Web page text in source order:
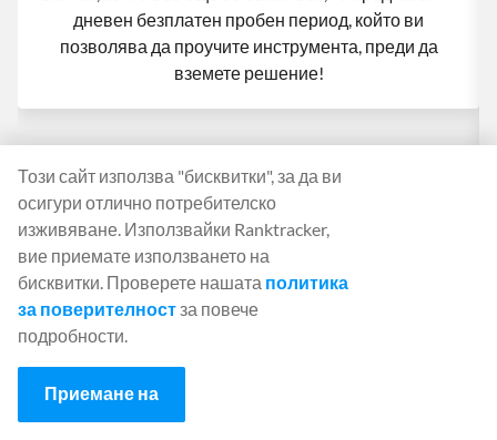
дневен безплатен пробен период, който ви
позволява да проучите инструмента, преди да
вземете решение!
Ranktracker се използва от
маркетолози от някои от водещите
световни компании
Този сайт използва "бисквитки", за да ви
осигури отлично потребителско
изживяване. Използвайки Ranktracker,
вие приемате използването на
бисквитки. Проверете нашата политика
за поверителностза повече
подробности.
Приемане на